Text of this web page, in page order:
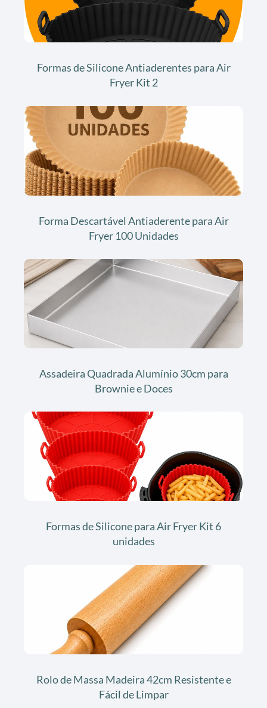
Formas de Silicone Antiaderentes para Air
Fryer Kit 2
Forma Descartável Antiaderente para Air
Fryer 100 Unidades
Assadeira Quadrada Alumínio 30cm para
Brownie e Doces
Formas de Silicone para Air Fryer Kit 6
unidades
Rolo de Massa Madeira 42cm Resistente e
Fácil de Limpar